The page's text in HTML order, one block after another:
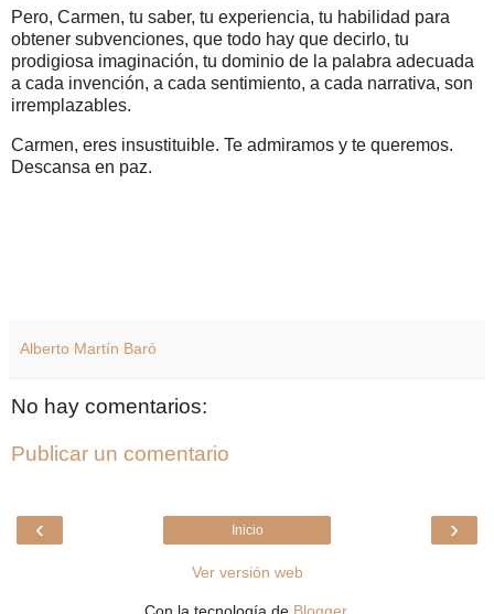
Pero, Carmen, tu saber, tu experiencia, tu habilidad para
obtener subvenciones, que todo hay que decirlo, tu
prodigiosa imaginación, tu dominio de la palabra adecuada
a cada invención, a cada sentimiento, a cada narrativa, son
irremplazables.
Carmen, eres insustituible. Te admiramos y te queremos.
Descansa en paz.
Alberto Martín Baró
No hay comentarios:
Publicar un comentario
‹ ›
Inicio
Ver versión web